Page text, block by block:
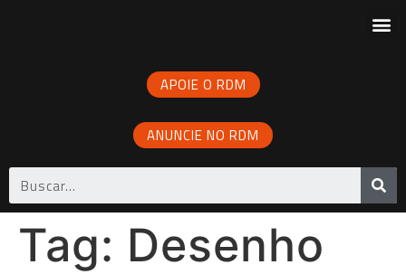
APOIE O RDM
ANUNCIE NO RDM
Tag: Desenho